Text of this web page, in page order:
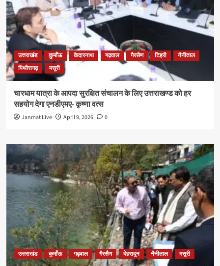
उत्तराखंड कुमाँऊ केदारनाथ गढ़वाल गैरसैण टिहरी
नैनीताल
पिथौरागढ़
मसूरी
चारधाम यात्रा के आपदा सुरक्षित संचालन के लिए उत्तराखण्ड को हर
सहयोग देगा एनडीएमए- कृष्णा वत्स
Janmat Live April 9, 2026 0
उत्तराखंड कुमाँऊ गढ़वाल गैरसैण देहरादून नैनीताल मसूरी